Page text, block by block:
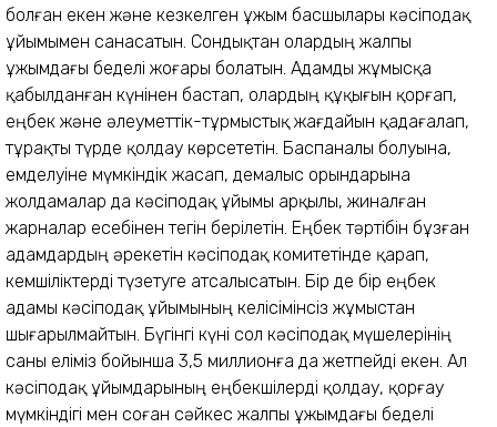
болған екен және кезкелген ұжым басшылары кәсіподақ
ұйымымен санасатын. Сондықтан олардың жалпы
ұжымдағы беделі жоғары болатын. Адамды жұмысқа
қабылданған күнінен бастап, олардың құқығын қорғап,
еңбек және әлеуметтік-тұрмыстық жағдайын қадағалап,
тұрақты түрде қолдау көрсететін. Баспаналы болуына,
емделуіне мүмкіндік жасап, демалыс орындарына
жолдамалар да кәсіподақ ұйымы арқылы, жиналған
жарналар есебінен тегін берілетін. Еңбек тәртібін бұзған
адамдардың әрекетін кәсіподақ комитетінде қарап,
кемшіліктерді түзетуге атсалысатын. Бір де бір еңбек
адамы кәсіподақ ұйымының келісімінсіз жұмыстан
шығарылмайтын. Бүгінгі күні сол кәсіподақ мүшелерінің
саны еліміз бойынша 3,5 миллионға да жетпейді екен. Ал
кәсіподақ ұйымдарының еңбекшілерді қолдау, қорғау
мүмкіндігі мен соған сәйкес жалпы ұжымдағы беделі